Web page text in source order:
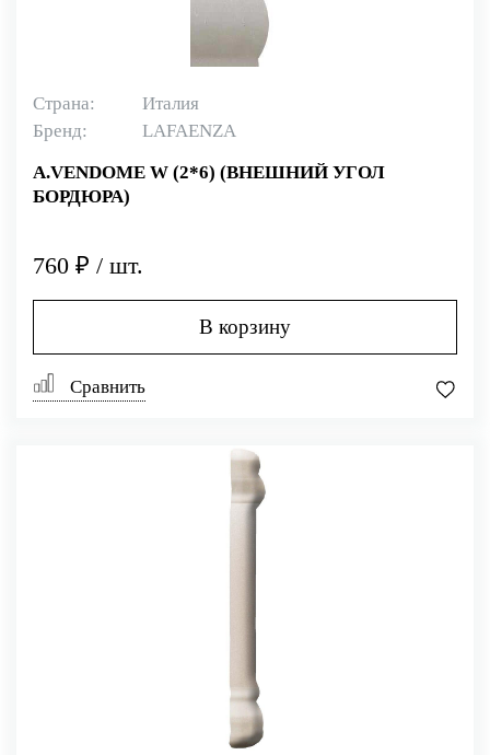
Страна:
Италия
Бренд:
LAFAENZA
A.VENDOME W (2*6) (ВНЕШНИЙ УГОЛ
БОРДЮРА)
760 ₽ / шт.
В корзину
Сравнить